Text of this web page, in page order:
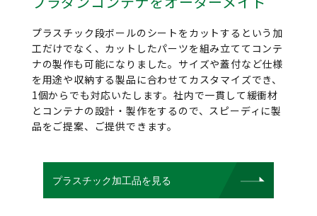
プラスチック段ボールのシートをカットするという加
工だけでなく、カットしたパーツを組み立ててコンテ
ナの製作も可能になりました。サイズや蓋付など仕様
を用途や収納する製品に合わせてカスタマイズでき、
1個からでも対応いたします。社内で一貫して緩衝材
とコンテナの設計・製作をするので、スピーディに製
品をご提案、ご提供できます。
プラスチック加工品を見る